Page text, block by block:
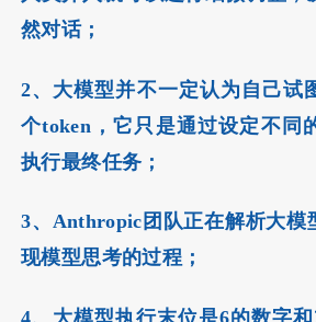
然对话；
2、大模型并不一定认为自己试
个token，它只是通过设定不同
执行最终任务；
3、Anthropic团队正在解析大模
现模型思考的过程；
4、大模型执行末位是6的数字